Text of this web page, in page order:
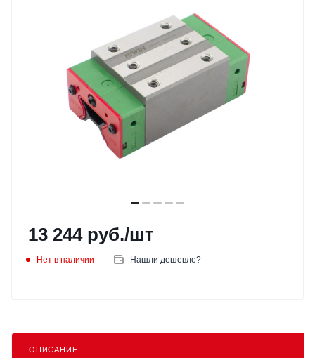
13 244руб./шт
Нет в наличии Нашли дешевле?
ОПИСАНИЕ